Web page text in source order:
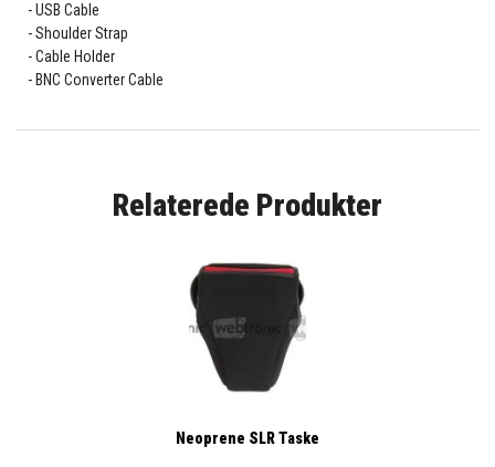
USB Cable
Shoulder Strap
Cable Holder
BNC Converter Cable
Relaterede Produkter
Neoprene SLR Taske